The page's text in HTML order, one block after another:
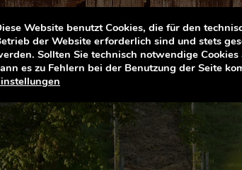
Aktivitäten Straußwirtschaft &
Website benutzt Cookies, die für den
der Website erforderlich sind und stets
Sollten Sie technisch notwendige Cookies
es zu Fehlern bei der Benutzung der Seite